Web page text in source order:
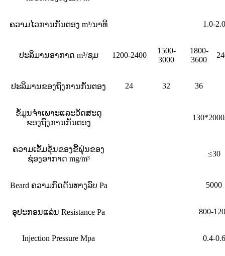
ຄວາມໄວການກັ່ນຕອງ m³/ນາທີ 1.0-2.0
ປະລິມານອາກາດ m³/ຊມ 1200-2400
1500-
3000
1800-
3600
ປະລິມານຂອງຖົງການກັ່ນຕອງ 24 32 36
ຂໍ້ມູນຈໍາເພາະແລະວັດສະດຸ
ຂອງຖົງການກັ່ນຕອງ
ຄວາມເຂັ້ມຂຸ້ນຂອງຂີ້ຝຸ່ນຂອງ
ຊ່ອງອາກາດ mg/m³
≤30
Beard ຄວາມກົດດັນທາງລົບ Pa 5000
ອຸປະກອນແລ່ນ Resistance Pa 800-
Injection Pressure Mpa 0.4-0.6